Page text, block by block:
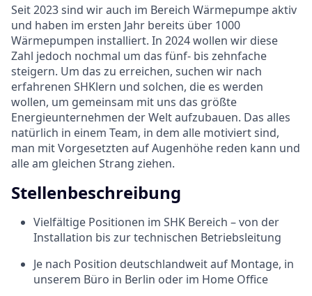
Seit 2023 sind wir auch im Bereich Wärmepumpe aktiv
und haben im ersten Jahr bereits über 1000
Wärmepumpen installiert. In 2024 wollen wir diese
Zahl jedoch nochmal um das fünf- bis zehnfache
steigern. Um das zu erreichen, suchen wir nach
erfahrenen SHKlern und solchen, die es werden
wollen, um gemeinsam mit uns das größte
Energieunternehmen der Welt aufzubauen. Das alles
natürlich in einem Team, in dem alle motiviert sind,
man mit Vorgesetzten auf Augenhöhe reden kann und
alle am gleichen Strang ziehen.
Stellenbeschreibung
Vielfältige Positionen im SHK Bereich – von der
Installation bis zur technischen Betriebsleitung
Je nach Position deutschlandweit auf Montage, in
unserem Büro in Berlin oder im Home Office